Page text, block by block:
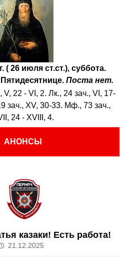
( 26 июля ст.ст.), суббота.
Поста нет.
V, 22 - VI, 2. Лк., 24 зач., VI, 17-
зач., XV, 30-33. Мф., 73 зач.,
24 - XVIII, 4.
АНОНСЫ
казаки! Есть работа!
21.12.2025